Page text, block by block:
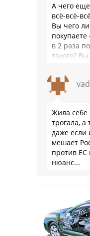
А чего
всё-всё-
Вы чего
покупаете
в 2 раза
такого?
Жила себе
трогала, а
даже если
мешает
против ЕС
нюанс...